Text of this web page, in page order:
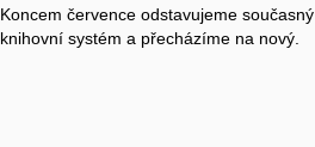
Koncem července odstavujeme současný
knihovní systém a přecházíme na nový.